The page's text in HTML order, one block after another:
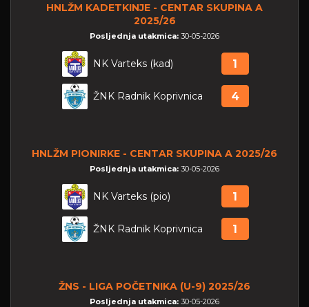
HNLŽM KADETKINJE - CENTAR SKUPINA A
2025/26
Posljednja utakmica: 30-05-2026
NK Varteks (kad) 1
ŽNK Radnik Koprivnica 4
HNLŽM PIONIRKE - CENTAR SKUPINA A 2025/26
Posljednja utakmica: 30-05-2026
NK Varteks (pio) 1
ŽNK Radnik Koprivnica 1
ŽNS - LIGA POČETNIKA (U-9) 2025/26
Posljednja utakmica: 30-05-2026